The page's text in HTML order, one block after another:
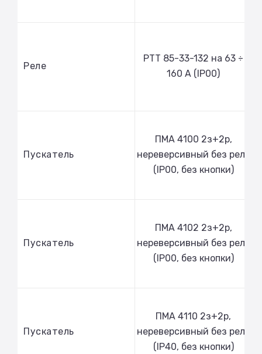
Реле
РТТ 85-33-132 на 63 ÷
160 А (IP00)
Пускатель
ПМА 4100 2з+2р,
нереверсивный без реле
(IP00, без кнопки)
Пускатель
ПМА 4102 2з+2р,
нереверсивный без реле
(IP00, без кнопки)
Пускатель
ПМА 4110 2з+2р,
нереверсивный без реле
(IP40, без кнопки)